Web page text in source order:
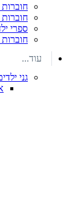
ספרי
חוברות
עוד...
גני